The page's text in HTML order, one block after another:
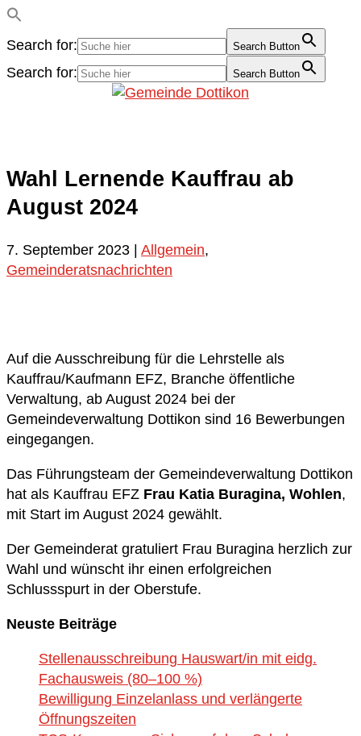
Search for: Search Button
Search for: Search Button
Wahl Lernende Kauffrau ab
August 2024
7. September 2023 | Allgemein,
Gemeinderatsnachrichten
Auf die Ausschreibung für die Lehrstelle als
Kauffrau/Kaufmann EFZ, Branche öffentliche
Verwaltung, ab August 2024 bei der
Gemeindeverwaltung Dottikon sind 16 Bewerbungen
eingegangen.
Das Führungsteam der Gemeindeverwaltung Dottikon
hat als Kauffrau EFZ Frau Katia Buragina, Wohlen,
mit Start im August 2024 gewählt.
Der Gemeinderat gratuliert Frau Buragina herzlich zur
Wahl und wünscht ihr einen erfolgreichen
Schlussspurt in der Oberstufe.
Neuste Beiträge
Stellenausschreibung Hauswart/in mit eidg.
Fachausweis (80–100 %)
Bewilligung Einzelanlass und verlängerte
Öffnungszeiten